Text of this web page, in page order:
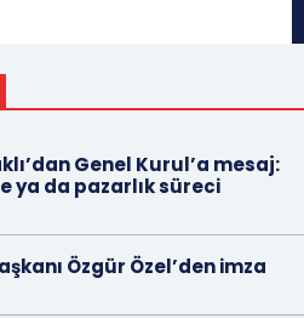
Genel Kurul’a mesaj:
ya da pazarlık süreci
Özgür Özel’den imza